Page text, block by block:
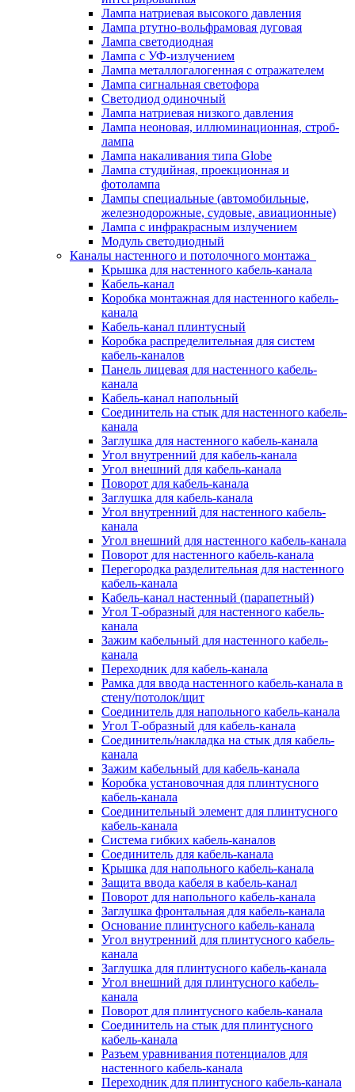
Лампа натриевая высокого давления
Лампа ртутно-вольфрамовая дуговая
Лампа светодиодная
Лампа с УФ-излучением
Лампа металлогалогенная с отражателем
Лампа сигнальная светофора
Светодиод одиночный
Лампа натриевая низкого давления
Лампа неоновая, иллюминационная, строб-
лампа
Лампа накаливания типа Globe
Лампа студийная, проекционная и
фотолампа
Лампы специальные (автомобильные,
железнодорожные, судовые, авиационные)
Лампа с инфракрасным излучением
Модуль светодиодный
Каналы настенного и потолочного монтажа
Крышка для настенного кабель-канала
Кабель-канал
Коробка монтажная для настенного кабель-
канала
Кабель-канал плинтусный
Коробка распределительная для систем
кабель-каналов
Панель лицевая для настенного кабель-
канала
Кабель-канал напольный
Соединитель на стык для настенного кабель-
канала
Заглушка для настенного кабель-канала
Угол внутренний для кабель-канала
Угол внешний для кабель-канала
Поворот для кабель-канала
Заглушка для кабель-канала
Угол внутренний для настенного кабель-
канала
Угол внешний для настенного кабель-канала
Поворот для настенного кабель-канала
Перегородка разделительная для настенного
кабель-канала
Кабель-канал настенный (парапетный)
Угол Т-образный для настенного кабель-
канала
Зажим кабельный для настенного кабель-
канала
Переходник для кабель-канала
Рамка для ввода настенного кабель-канала в
стену/потолок/щит
Соединитель для напольного кабель-канала
Угол Т-образный для кабель-канала
Соединитель/накладка на стык для кабель-
канала
Зажим кабельный для кабель-канала
Коробка установочная для плинтусного
кабель-канала
Соединительный элемент для плинтусного
кабель-канала
Система гибких кабель-каналов
Соединитель для кабель-канала
Крышка для напольного кабель-канала
Защита ввода кабеля в кабель-канал
Поворот для напольного кабель-канала
Заглушка фронтальная для кабель-канала
Основание плинтусного кабель-канала
Угол внутренний для плинтусного кабель-
канала
Заглушка для плинтусного кабель-канала
Угол внешний для плинтусного кабель-
канала
Поворот для плинтусного кабель-канала
Соединитель на стык для плинтусного
кабель-канала
Разъем уравнивания потенциалов для
настенного кабель-канала
Переходник для плинтусного кабель-канала